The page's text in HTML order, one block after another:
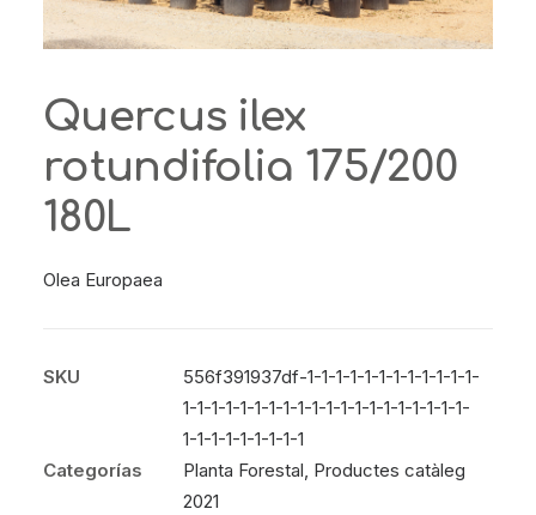
Quercus ilex
rotundifolia 175/200
180L
Olea Europaea
SKU
556f391937df-1-1-1-1-1-1-1-1-1-1-1-1-
1-1-1-1-1-1-1-1-1-1-1-1-1-1-1-1-1-1-1-1-
1-1-1-1-1-1-1-1-1
Categorías
Planta Forestal, Productes catàleg
2021